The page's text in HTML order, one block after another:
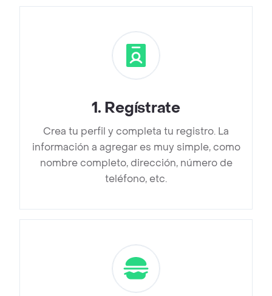
1. Regístrate
Crea tu perfil y completa tu registro. La
información a agregar es muy simple, como
nombre completo, dirección, número de
teléfono, etc.